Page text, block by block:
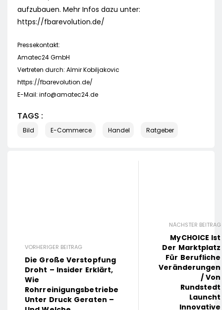
aufzubauen. Mehr Infos dazu unter:
https://fbarevolution.de/
Pressekontakt:
Amatec24 GmbH
Vertreten durch: Almir Kobiljakovic
https://fbarevolution.de/
E-Mail: info@amatec24.de
TAGS :
Bild E-Commerce Handel Ratgeber
VORHERIGER BEITRAG
Die Große Verstopfung
Droht – Insider Erklärt,
Wie
Rohrreinigungsbetriebe
Unter Druck Geraten –
NÄCHSTER BEITRAG
MyCHOICE Ist
Der Marktplatz
Für Berufliche
Veränderungen
/ Von
Rundstedt
Launcht
Innovative